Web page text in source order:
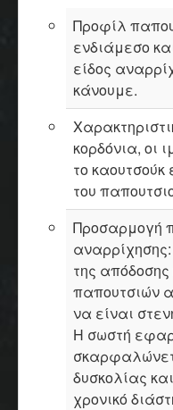
Προφίλ
ενδιάμεσο
είδος
κάνουμε.
κορδόνια, οι
το
του
Προσαρμογή
της
παπουτσιών
να είναι
Η σωστή
δυσκολίας
χρονικό